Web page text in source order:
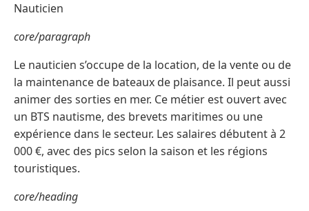
Nauticien
core/paragraph
Le nauticien s’occupe de la location, de la vente ou de
la maintenance de bateaux de plaisance. Il peut aussi
animer des sorties en mer. Ce métier est ouvert avec
un BTS nautisme, des brevets maritimes ou une
expérience dans le secteur. Les salaires débutent à 2
000 €, avec des pics selon la saison et les régions
touristiques.
core/heading